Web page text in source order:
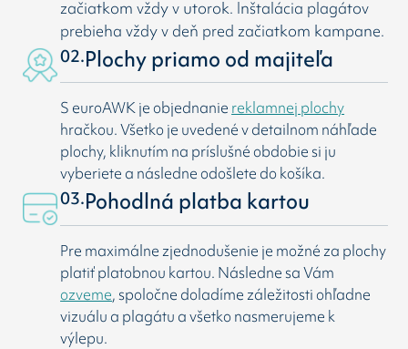
začiatkom vždy v utorok. Inštalácia plagátov
prebieha vždy v deň pred začiatkom kampane.
02.Plochy priamo od majiteľa
S euroAWK je objednanie reklamnej plochy
hračkou. Všetko je uvedené v detailnom náhľade
plochy, kliknutím na príslušné obdobie si ju
vyberiete a následne odošlete do košíka.
03.Pohodlná platba kartou
Pre maximálne zjednodušenie je možné za plochy
platiť platobnou kartou. Následne sa Vám
ozveme, spoločne doladíme záležitosti ohľadne
vizuálu a plagátu a všetko nasmerujeme k
výlepu.